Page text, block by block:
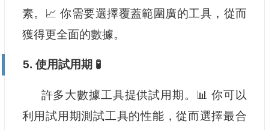
素。📈 你需要選擇覆蓋範圍廣的工具，從而
獲得更全面的數據。
5. 使用試用期 🧪
許多大數據工具提供試用期。📊 你可以
利用試用期測試工具的性能，從而選擇最合